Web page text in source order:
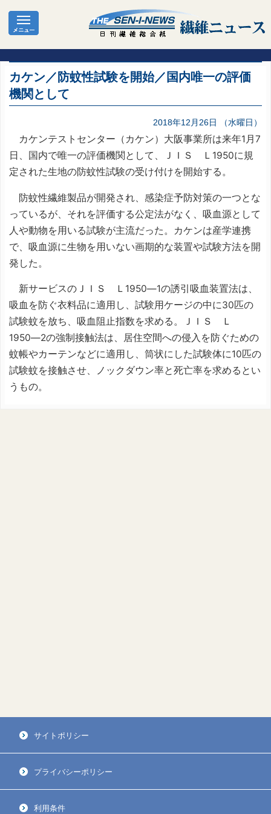
カケン／防蚊性試験を開始／国内唯一の評価
機関として
2018年12月26日 （水曜日）
カケンテストセンター（カケン）大阪事業所は来年1月7
日、国内で唯一の評価機関として、ＪＩＳ Ｌ1950に規
定された生地の防蚊性試験の受け付けを開始する。
防蚊性繊維製品が開発され、感染症予防対策の一つとな
っているが、それを評価する公定法がなく、吸血源として
人や動物を用いる試験が主流だった。カケンは産学連携
で、吸血源に生物を用いない画期的な装置や試験方法を開
発した。
新サービスのＪＩＳ Ｌ1950―1の誘引吸血装置法は、
吸血を防ぐ衣料品に適用し、試験用ケージの中に30匹の
試験蚊を放ち、吸血阻止指数を求める。ＪＩＳ Ｌ
1950―2の強制接触法は、居住空間への侵入を防ぐための
蚊帳やカーテンなどに適用し、筒状にした試験体に10匹の
試験蚊を接触させ、ノックダウン率と死亡率を求めるとい
うもの。
サイトポリシー
プライバシーポリシー
利用条件